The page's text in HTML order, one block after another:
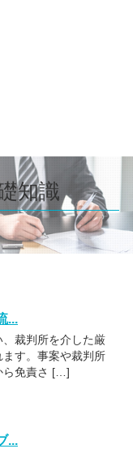
知識
...
裁判所を介した厳
す。事案や裁判所
ら免責さ […]
...